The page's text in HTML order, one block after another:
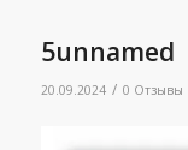
5unnamed
20.09.2024 / 0 Отзывы